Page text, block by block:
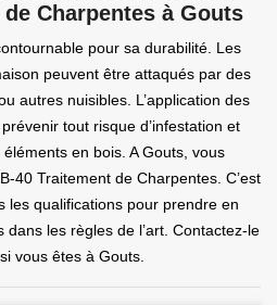
Charpentes à Gouts
pour sa durabilité. Les
peuvent être attaqués par des
autres nuisibles. L’application des
tout risque d’infestation et
en bois. A Gouts, vous
40 Traitement de Charpentes. C’est
les qualifications pour prendre en
les règles de l’art. Contactez-le
vous êtes à Gouts.